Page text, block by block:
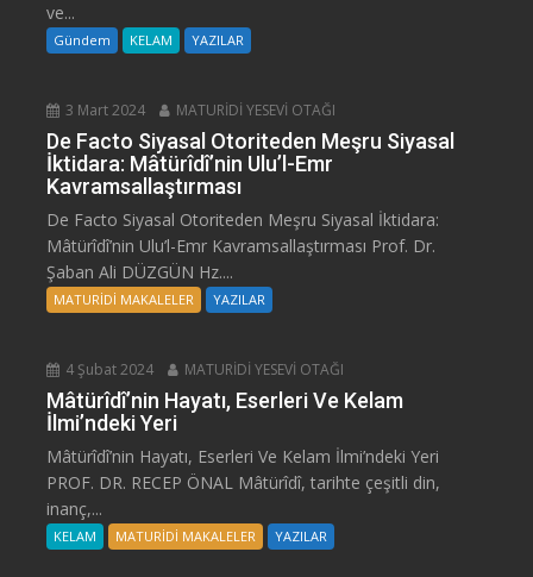
ve...
Gündem KELAM YAZILAR
3 Mart 2024 MATURİDİ YESEVİ OTAĞI
De Facto Siyasal Otoriteden Meşru Siyasal
İktidara: Mâtürîdî’nin Ulu’l-Emr
Kavramsallaştırması
De Facto Siyasal Otoriteden Meşru Siyasal İktidara:
Mâtürîdî’nin Ulu’l-Emr Kavramsallaştırması Prof. Dr.
Şaban Ali DÜZGÜN Hz....
MATURİDİ MAKALELER YAZILAR
4 Şubat 2024 MATURİDİ YESEVİ OTAĞI
Mâtürîdî’nin Hayatı, Eserleri Ve Kelam
İlmi’ndeki Yeri
Mâtürîdî’nin Hayatı, Eserleri Ve Kelam İlmi’ndeki Yeri
PROF. DR. RECEP ÖNAL Mâtürîdî, tarihte çeşitli din,
inanç,...
KELAM MATURİDİ MAKALELER YAZILAR